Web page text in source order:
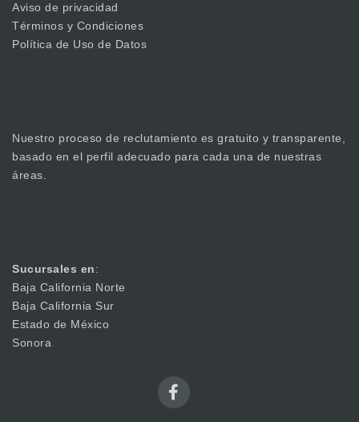
Aviso de privacidad
Términos y Condiciones
Política de Uso de Datos
Nuestro proceso de reclutamiento es gratuito y transparente,
basado en el perfil adecuado para cada una de nuestras
áreas.
Sucursales en:
Baja California Norte
Baja California Sur
Estado de México
Sonora